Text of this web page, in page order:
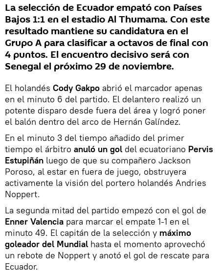
La selección de Ecuador empató con Países
Bajos 1:1 en el estadio Al Thumama. Con este
resultado mantiene su candidatura en el
Grupo A para clasificar a octavos de final con
4 puntos. El encuentro decisivo será con
Senegal el próximo 29 de noviembre.
El holandés Cody Gakpo abrió el marcador apenas
en el minuto 6 del partido. El delantero realizó un
potente disparo desde fuera del área y logró poner
el balón dentro del arco de Hernán Galíndez.
En el minuto 3 del tiempo añadido del primer
tiempo el árbitro anuló un gol del ecuatoriano Pervis
Estupiñán luego de que su compañero Jackson
Poroso, al estar en fuera de juego, obstruyera
activamente la visión del portero holandés Andries
Noppert.
La segunda mitad del partido empezó con el gol de
Enner Valencia para marcar el empate 1-1 en el
minuto 49. El capitán de la selección y máximo
goleador del Mundial hasta el momento aprovechó
un rebote de Noppert y anotó el gol de rescate para
Ecuador.